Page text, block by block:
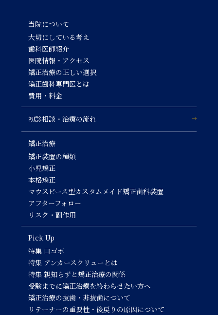
当院について
大切にしている考え
歯科医師紹介
医院情報・アクセス
矯正治療の正しい選択
矯正歯科専門医とは
費用・料金
初診相談・治療の流れ
矯正治療
矯正装置の種類
小児矯正
本格矯正
マウスピース型カスタムメイド矯正歯科装置
アフターフォロー
リスク・副作用
Pick Up
特集 口ゴボ
特集 アンカースクリューとは
特集 親知らずと矯正治療の関係
受験までに矯正治療を終わらせたい方へ
矯正治療の抜歯・非抜歯について
リテーナーの重要性・後戻りの原因について